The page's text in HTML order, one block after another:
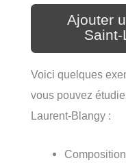
Ajouter
Voici quelques
vous pouvez
Laurent-Blangy :